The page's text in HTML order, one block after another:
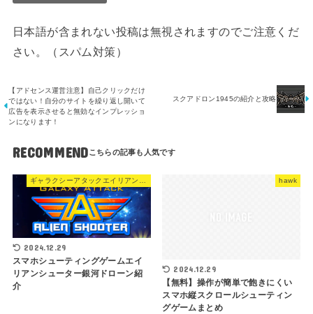
日本語が含まれない投稿は無視されますのでご注意くだ
さい。（スパム対策）
【アドセンス運営注意】自己クリックだけ
ではない！自分のサイトを繰り返し開いて
広告を表示させると無効なインプレッショ
ンになります！
スクアドロン1945の紹介と攻略
RECOMMEND
ギャラクシーアタックエイリアンシューター
2024.12.29
スマホシューティングゲームエイ
リアンシューター銀河ドローン紹
介
hawk
2024.12.29
【無料】操作が簡単で飽きにくい
スマホ縦スクロールシューティン
グゲームまとめ